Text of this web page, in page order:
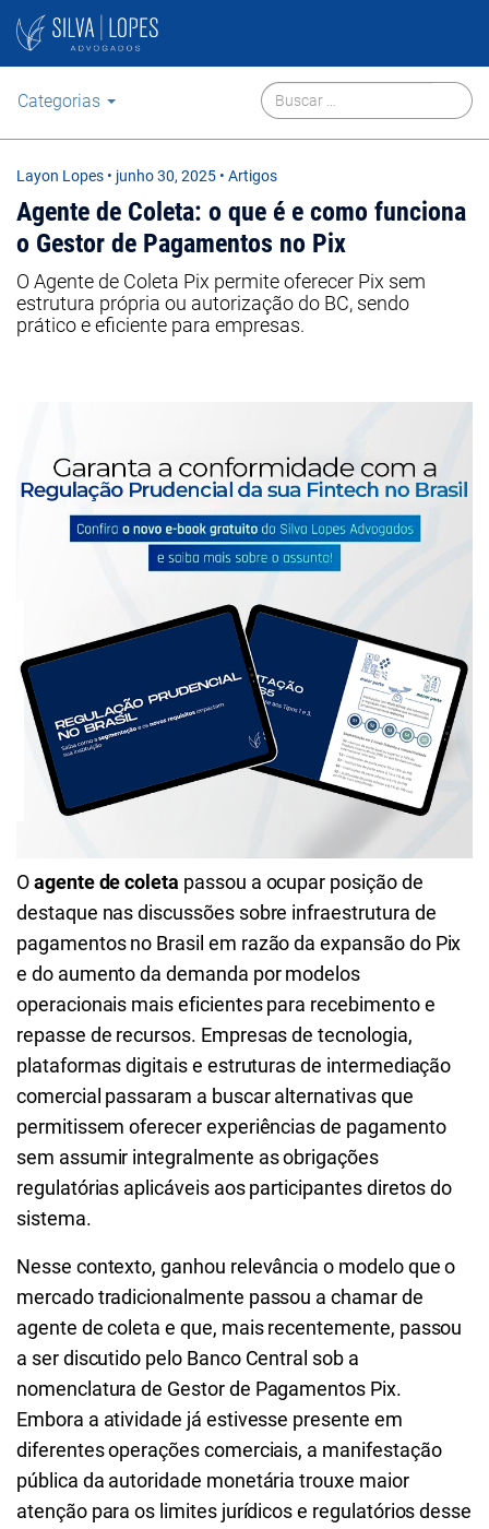
Categorias
Layon Lopes • junho 30, 2025 • Artigos
Agente de Coleta: o que é e como funciona
o Gestor de Pagamentos no Pix
O Agente de Coleta Pix permite oferecer Pix sem
estrutura própria ou autorização do BC, sendo
prático e eficiente para empresas.
Oagente de coleta passou a ocupar posição de
destaque nas discussões sobre infraestrutura de
pagamentos no Brasil em razão da expansão do Pix
e do aumento da demanda por modelos
operacionais mais eficientes para recebimento e
repasse de recursos. Empresas de tecnologia,
plataformas digitais e estruturas de intermediação
comercial passaram a buscar alternativas que
permitissem oferecer experiências de pagamento
sem assumir integralmente as obrigações
regulatórias aplicáveis aos participantes diretos do
sistema.
Nesse contexto, ganhou relevância o modelo que o
mercado tradicionalmente passou a chamar de
agente de coleta e que, mais recentemente, passou
a ser discutido pelo Banco Central sob a
nomenclatura de Gestor de Pagamentos Pix.
Embora a atividade já estivesse presente em
diferentes operações comerciais, a manifestação
pública da autoridade monetária trouxe maior
atenção para os limites jurídicos e regulatórios desse